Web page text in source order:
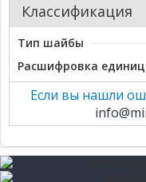
Классификация
Тип шайбы
Расшифровка
Если вы нашли